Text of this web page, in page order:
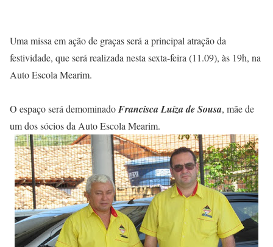
Uma missa em ação de graças será a principal atração da
festividade, que será realizada nesta sexta-feira (11.09), às 19h, na
Auto Escola Mearim.
O espaço será demominadoFrancisca Luíza de Sousa, mãe de
um dos sócios da Auto Escola Mearim.